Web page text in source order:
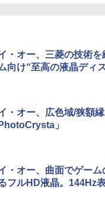
・オー、三菱の技術
向け“至高の液晶ディ
・オー、広色域/狭額
PhotoCrysta」
・オー、曲面でゲーム
フルHD液晶。144Hz